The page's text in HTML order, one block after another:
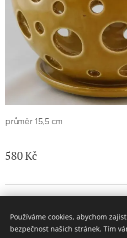
průměr 15,5 cm
580Kč
Vytvořeno službou
Používáme cookies, abychom
bezpečnost našich stránek. Tím